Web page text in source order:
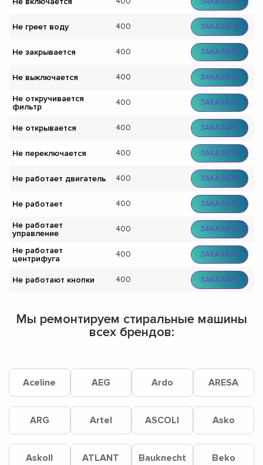
Не греет воду 400 ЗАКАЗАТЬ
Не закрывается 400 ЗАКАЗАТЬ
Не выключается 400 ЗАКАЗАТЬ
Не откручивается
фильтр
400 ЗАКАЗАТЬ
Не открывается 400 ЗАКАЗАТЬ
Не переключается 400 ЗАКАЗАТЬ
Не работает двигатель 400 ЗАКАЗАТЬ
Не работает 400 ЗАКАЗАТЬ
Не работает
управление
400 ЗАКАЗАТЬ
Не работает
центрифуга
400 ЗАКАЗАТЬ
Не работают кнопки 400 ЗАКАЗАТЬ
Мы ремонтируем стиральные машины
всех брендов:
Aceline AEG Ardo ARESA
ARG Artel ASCOLI Asko
Askoll ATLANT Bauknecht Beko